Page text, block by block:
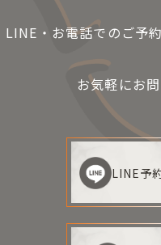
LINE・お電話でのご予
お気軽にお
LINE予